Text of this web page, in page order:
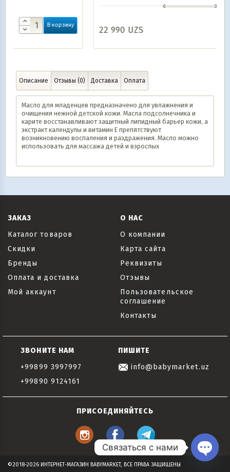
22 990UZS
Описание Отзывы (0) Доставка Оплата
Масло для младенцев предназначено для увлажнения и
очищения нежной детской кожи. Масла подсолнечника и
карите восстанавливают защитный липидный барьер кожи, а
экстракт календулы и витамин Е препятствуют
возникновению воспаления и раздражения. Масло можно
использовать для массажа детей и взрослых
ЗАКАЗ
Каталог товаров
Скидки
Бренды
Оплата и доставка
Мой аккаунт
О НАС
О компании
Карта сайта
Реквизиты
Отзывы
Пользовательское
соглашение
Контакты
ЗВОНИТЕ НАМ
+99899 3997997
+99890 9124161
ПИШИТЕ
info@babymarket.uz
ПРИСОЕДИНЯЙТЕСЬ
©2018-2026 ИНТЕРНЕТ-МАГАЗИН BABYMARKET, ВСЕ ПРАВА ЗАЩИЩЕНЫ
Связаться с нами